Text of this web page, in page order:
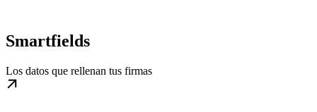
Smartfields
Los datos que rellenan tus firmas